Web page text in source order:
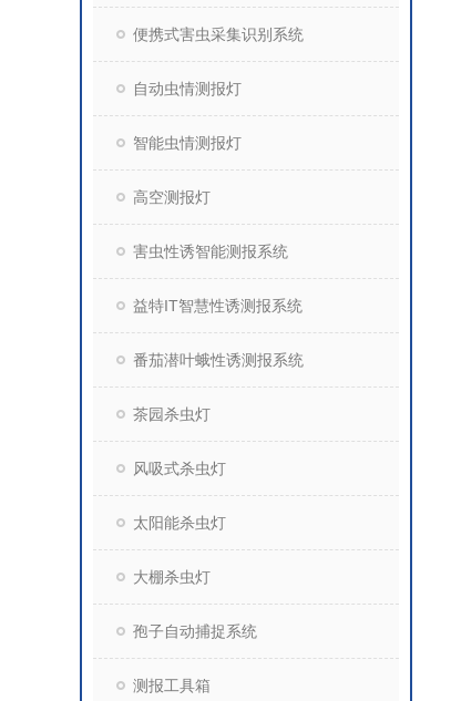
便携式害虫采集识别系统
自动虫情测报灯
智能虫情测报灯
高空测报灯
害虫性诱智能测报系统
益特IT智慧性诱测报系统
番茄潜叶蛾性诱测报系统
茶园杀虫灯
风吸式杀虫灯
太阳能杀虫灯
大棚杀虫灯
孢子自动捕捉系统
测报工具箱